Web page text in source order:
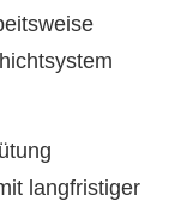
langfristiger